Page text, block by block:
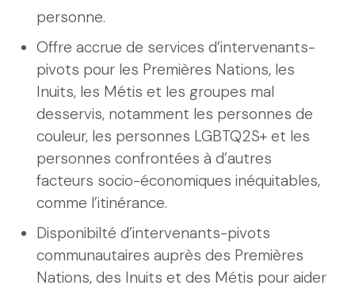
personne.
Offre accrue de services d’intervenants-
pivots pour les Premières Nations, les
Inuits, les Métis et les groupes mal
desservis, notamment les personnes de
couleur, les personnes LGBTQ2S+ et les
personnes confrontées à d’autres
facteurs socio-économiques inéquitables,
comme l’itinérance.
Disponibilté d’intervenants-pivots
communautaires auprès des Premières
Nations, des Inuits et des Métis pour aider